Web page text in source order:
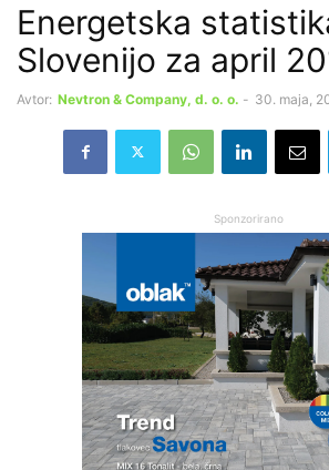
Energetska
Slovenijo za april
Avtor: Nevtron & Company, d. o. o. - 30. maja,
Sponzorirano